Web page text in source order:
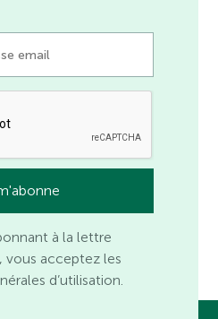
à la lettre
vous acceptez les
d’utilisation.